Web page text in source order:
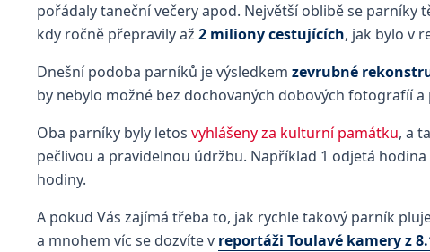
pořádaly taneční večery apod. Největší oblibě se parníky
kdy ročně přepravily až 2 miliony cestujících, jak bylo v
Dnešní podoba parníků je výsledkem zevrubné
by nebylo možné bez dochovaných dobových fotografíí a
Oba parníky byly letos vyhlášeny za kulturní památku, a
pečlivou a pravidelnou údržbu. Například 1 odjetá
hodiny.
A pokud Vás zajímá třeba to, jak rychle takový parník
a mnohem víc se dozvíte v reportáži Toulavé kamery z